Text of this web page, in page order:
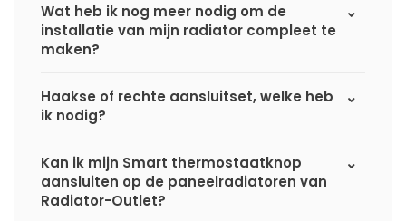
Wat heb ik nog meer nodig om de
installatie van mijn radiator compleet te
maken?
Haakse of rechte aansluitset, welke heb
ik nodig?
Kan ik mijn Smart thermostaatknop
aansluiten op de paneelradiatoren van
Radiator-Outlet?